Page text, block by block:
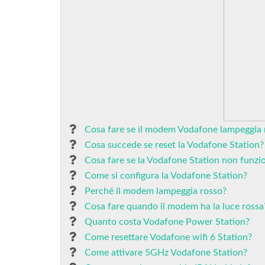
Cosa fare se il modem Vodafone lampeggia
Cosa succede se reset la Vodafone Station?
Cosa fare se la Vodafone Station non
Come si configura la Vodafone Station?
Perché il modem lampeggia rosso?
Cosa fare quando il modem ha la luce
Quanto costa Vodafone Power Station?
Come resettare Vodafone wifi 6 Station?
Come attivare 5GHz Vodafone Station?